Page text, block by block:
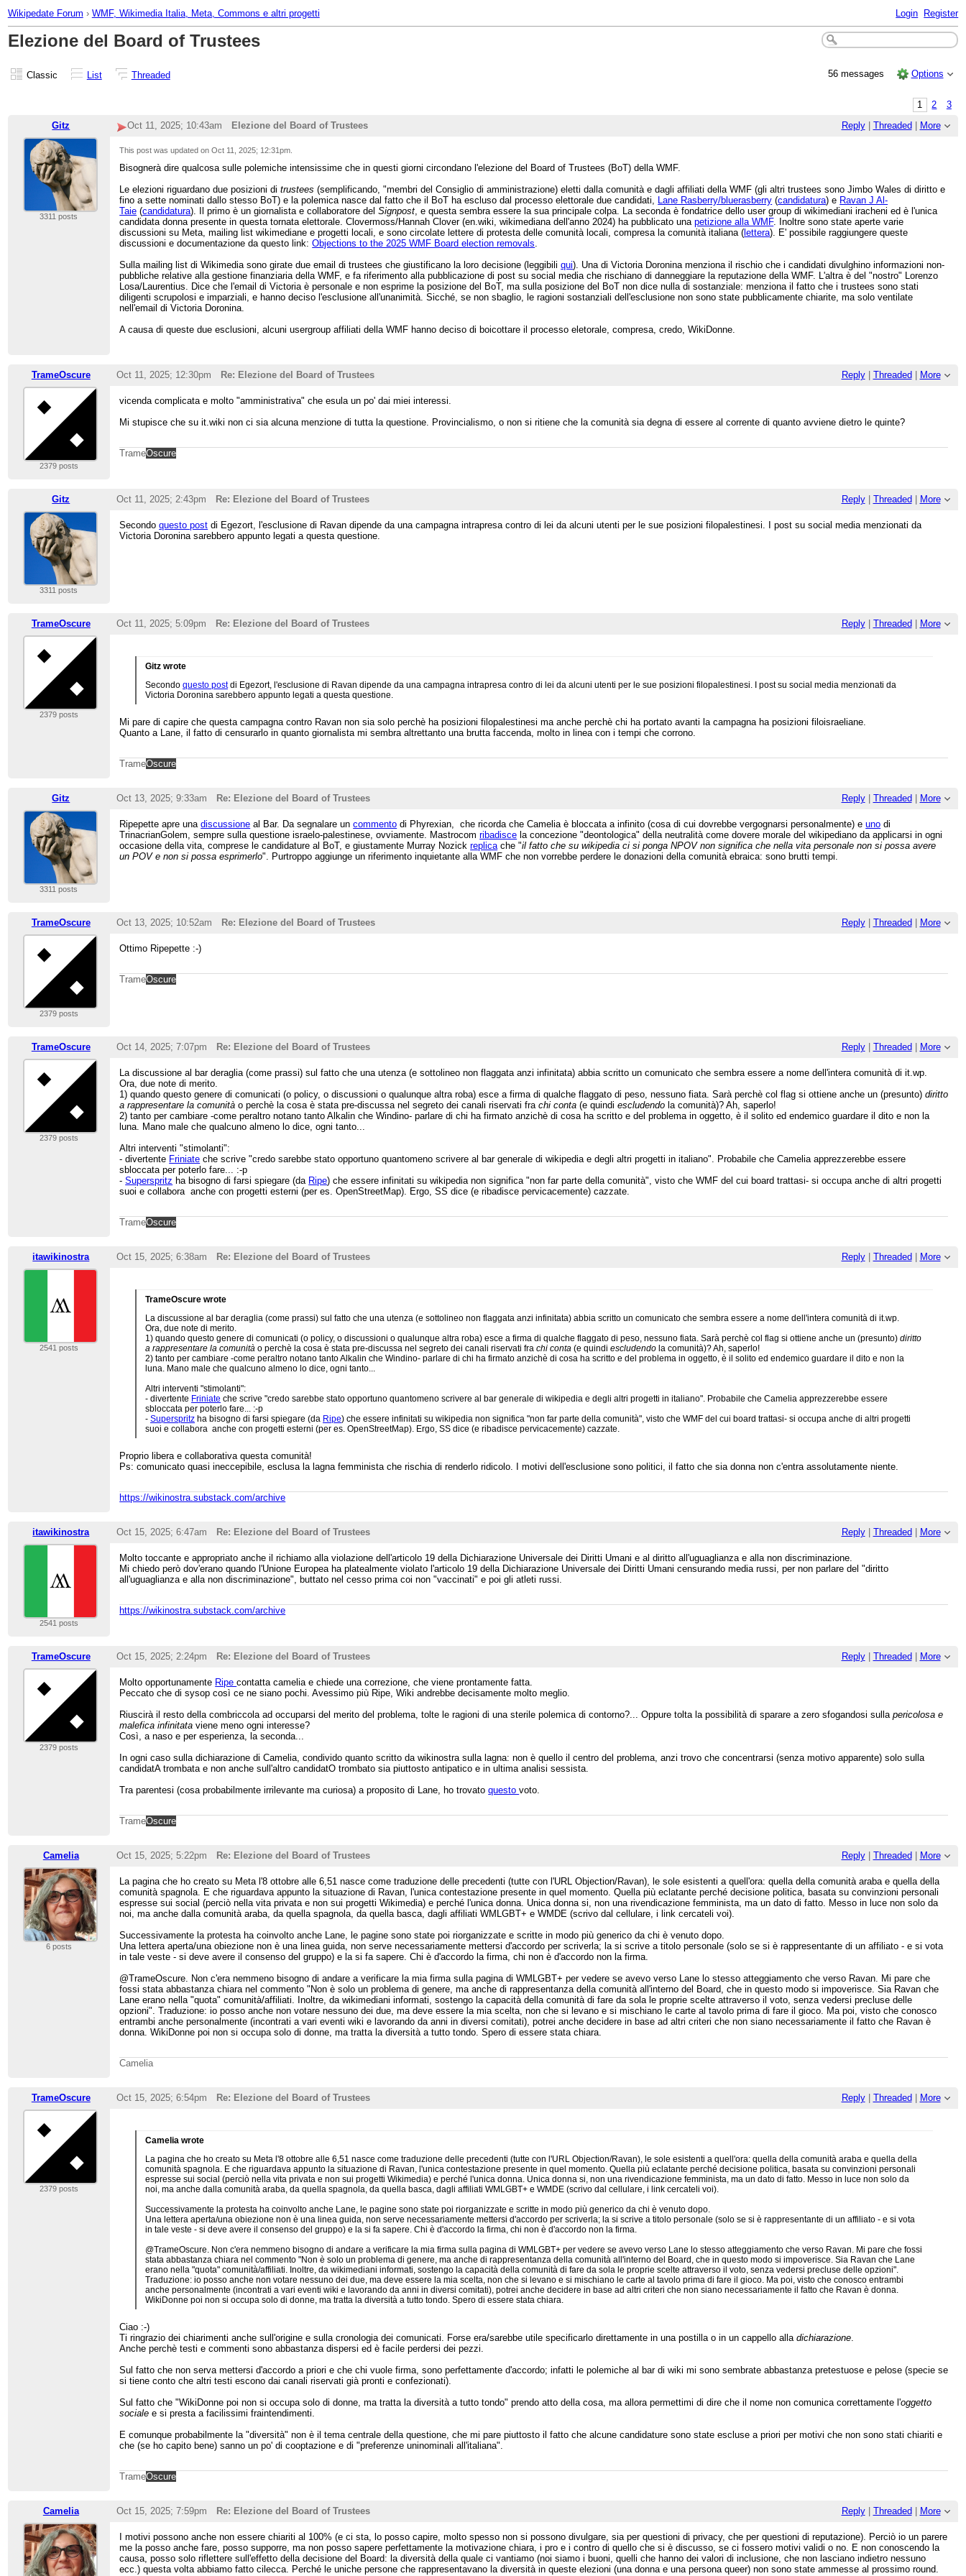
Wikipedate Forum › WMF, Wikimedia Italia, Meta, Commons e altri progetti Login Register
Elezione del Board of Trustees
Classic List Threaded 56 messages Options
1 2
3
Gitz
Reply| Threaded More
Oct 11, 2025; 10:43am Elezione del Board of Trustees
3311 posts
This post was updated onOct 11, 2025; 12:31pm
Bisognerà dire qualcosa sulle polemiche intensissime che in questi giorni circondano l'elezione del Board of Trustees (BoT) della WMF.
Le elezioni riguardano due posizioni ditrustees (semplificando, "membri del Consiglio di amministrazione) eletti dalla comunità e dagli affiliati della WMF (gli altri trustees sono Jimbo Wales di diritto e
fino a sette nominati dallo stesso BoT) e la polemica nasce dal fatto che il BoT ha escluso dal processo elettorale due candidati, Lane Rasberry/bluerasberry (candidatura) e Ravan J Al-
Taie (candidatura). Il primo è un giornalista e collaboratore delSignpost , e questa sembra essere la sua principale colpa. La seconda è fondatrice dello user group di wikimediani iracheni ed è l'unica
candidata donna presente in questa tornata elettorale. Clovermoss/Hannah Clover (en.wiki, wikimediana dell'anno 2024) ha pubblicato unapetizione alla WMF. Inoltre sono state aperte varie
discussioni su Meta, mailing list wikimediane e progetti locali, e sono circolate lettere di protesta delle comunità locali, compresa la comunità italiana (lettera). E' possibile raggiungere queste
discussioni e documentazione da questo link:Objections to the 2025 WMF Board election removals
Sulla mailing list di Wikimedia sono girate due email di trustees che giustificano la loro decisione (leggibiliqui). Una di Victoria Doronina menziona il rischio che i candidati divulghino informazioni non-
pubbliche relative alla gestione finanziaria della WMF, e fa riferimento alla pubblicazione di post su social media che rischiano di danneggiare la reputazione della WMF. L'altra è del "nostro" Lorenzo
Losa/Laurentius. Dice che l'email di Victoria è personale e non esprime la posizione del BoT, ma sulla posizione del BoT non dice nulla di sostanziale: menziona il fatto che i trustees sono stati
diligenti scrupolosi e imparziali, e hanno deciso l'esclusione all'unanimità. Sicché, se non sbaglio, le ragioni sostanziali dell'esclusione non sono state pubblicamente chiarite, ma solo ventilate
nell'email di Victoria Doronina.
A causa di queste due esclusioni, alcuni usergroup affiliati della WMF hanno deciso di boicottare il processo eletorale, compresa, credo, WikiDonne.
TrameOscure Reply| Threaded More
Oct 11, 2025; 12:30pm Re: Elezione del Board of Trustees
2379 posts
vicenda complicata e molto "amministrativa" che esula un po' dai miei interessi.
Mi stupisce che su it.wiki non ci sia alcuna menzione di tutta la questione. Provincialismo, o non si ritiene che la comunità sia degna di essere al corrente di quanto avviene dietro le quinte?
TrameOscure
Gitz Reply| Threaded More
Oct 11, 2025; 2:43pm Re: Elezione del Board of Trustees
3311 posts
Secondoquesto post di Egezort, l'esclusione di Ravan dipende da una campagna intrapresa contro di lei da alcuni utenti per le sue posizioni filopalestinesi. I post su social media menzionati da
Victoria Doronina sarebbero appunto legati a questa questione.
TrameOscure Reply| Threaded More
Oct 11, 2025; 5:09pm Re: Elezione del Board of Trustees
2379 posts
Gitz wrote
Secondoquesto postdi Egezort, l'esclusione di Ravan dipende da una campagna intrapresa contro di lei da alcuni utenti per le sue posizioni filopalestinesi. I post su social media menzionati da
Victoria Doronina sarebbero appunto legati a questa questione.
Mi pare di capire che questa campagna contro Ravan non sia solo perchè ha posizioni filopalestinesi ma anche perchè chi ha portato avanti la campagna ha posizioni filoisraeliane.
Quanto a Lane, il fatto di censurarlo in quanto giornalista mi sembra altrettanto una brutta faccenda, molto in linea con i tempi che corrono.
TrameOscure
Gitz Reply| Threaded More
Oct 13, 2025; 9:33am Re: Elezione del Board of Trustees
3311 posts
Ripepette apre unadiscussione al Bar. Da segnalare uncommento di Phyrexian, che ricorda che Camelia è bloccata a infinito (cosa di cui dovrebbe vergognarsi personalmente) euno di
TrinacrianGolem, sempre sulla questione israelo-palestinese, ovviamente. Mastrocomribadisce la concezione "deontologica" della neutralità come dovere morale del wikipediano da applicarsi in ogni
occasione della vita, comprese le candidature al BoT, e giustamente Murray Nozickreplica che "il fatto che su wikipedia ci si ponga NPOV non significa che nella vita personale non si possa avere
un POV e non si possa esprimerlo". Purtroppo aggiunge un riferimento inquietante alla WMF che non vorrebbe perdere le donazioni della comunità ebraica: sono brutti tempi.
TrameOscure Reply| Threaded More
Oct 13, 2025; 10:52am Re: Elezione del Board of Trustees
2379 posts
Ottimo Ripepette :-)
TrameOscure
TrameOscure Reply| Threaded More
Oct 14, 2025; 7:07pm Re: Elezione del Board of Trustees
2379 posts
La discussione al bar deraglia (come prassi) sul fatto che una utenza (e sottolineo non flaggata anzi infinitata) abbia scritto un comunicato che sembra essere a nome dell'intera comunità di it.wp.
Ora, due note di merito.
1) quando questo genere di comunicati (o policy, o discussioni o qualunque altra roba) esce a firma di qualche flaggato di peso, nessuno fiata. Sarà perchè col flag si ottiene anche un (presunto)diritto
a rappresentare la comunità o perchè la cosa è stata pre-discussa nel segreto dei canali riservati frachi conta (e quindiescludendo la comunità)? Ah, saperlo!
2) tanto per cambiare -come peraltro notano tanto Alkalin che Windino- parlare di chi ha firmato anzichè di cosa ha scritto e del problema in oggetto, è il solito ed endemico guardare il dito e non la
luna. Mano male che qualcuno almeno lo dice, ogni tanto...
Altri interventi "stimolanti":
- divertente Friniate che scrive "credo sarebbe stato opportuno quantomeno scrivere al bar generale di wikipedia e degli altri progetti in italiano". Probabile che Camelia apprezzerebbe essere
sbloccata per poterlo fare... :-p
-Superspritz ha bisogno di farsi spiegare (da Ripe) che essere infinitati su wikipedia non significa "non far parte della comunità", visto che WMF del cui board trattasi- si occupa anche di altri progetti
suoi e collabora anche con progetti esterni (per es. OpenStreetMap). Ergo, SS dice (e ribadisce pervicacemente) cazzate.
TrameOscure
itawikinostra Reply| Threaded More
Oct 15, 2025; 6:38am Re: Elezione del Board of Trustees
2541 posts
TrameOscure wrote
La discussione al bar deraglia (come prassi) sul fatto che una utenza (e sottolineo non flaggata anzi infinitata) abbia scritto un comunicato che sembra essere a nome dell'intera comunità di it.wp.
Ora, due note di merito.
1) quando questo genere di comunicati (o policy, o discussioni o qualunque altra roba) esce a firma di qualche flaggato di peso, nessuno fiata. Sarà perchè col flag si ottiene anche un (presunto)diritto
a rappresentare la comunità o perchè la cosa è stata pre-discussa nel segreto dei canali riservati frachi conta (e quindiescludendo la comunità)? Ah, saperlo!
2) tanto per cambiare -come peraltro notano tanto Alkalin che Windino- parlare di chi ha firmato anzichè di cosa ha scritto e del problema in oggetto, è il solito ed endemico guardare il dito e non la
luna. Mano male che qualcuno almeno lo dice, ogni tanto...
Altri interventi "stimolanti":
- divertente Friniate che scrive "credo sarebbe stato opportuno quantomeno scrivere al bar generale di wikipedia e degli altri progetti in italiano". Probabile che Camelia apprezzerebbe essere
sbloccata per poterlo fare... :-p
-Superspritz ha bisogno di farsi spiegare (da Ripe) che essere infinitati su wikipedia non significa "non far parte della comunità", visto che WMF del cui board trattasi- si occupa anche di altri progetti
suoi e collabora anche con progetti esterni (per es. OpenStreetMap). Ergo, SS dice (e ribadisce pervicacemente) cazzate.
Proprio libera e collaborativa questa comunità!
Ps: comunicato quasi ineccepibile, esclusa la lagna femminista che rischia di renderlo ridicolo. I motivi dell'esclusione sono politici, il fatto che sia donna non c'entra assolutamente niente.
https://wikinostra.substack.com/archive
itawikinostra Reply| Threaded More
Oct 15, 2025; 6:47am Re: Elezione del Board of Trustees
2541 posts
Molto toccante e appropriato anche il richiamo alla violazione dell'articolo 19 della Dichiarazione Universale dei Diritti Umani e al diritto all'uguaglianza e alla non discriminazione.
Mi chiedo però dov'erano quando l'Unione Europea ha platealmente violato l'articolo 19 della Dichiarazione Universale dei Diritti Umani censurando media russi, per non parlare del "diritto
all'uguaglianza e alla non discriminazione", buttato nel cesso prima coi non "vaccinati" e poi gli atleti russi.
https://wikinostra.substack.com/archive
TrameOscure Reply| Threaded More
Oct 15, 2025; 2:24pm Re: Elezione del Board of Trustees
2379 posts
Molto opportunamente Ripecontatta camelia e chiede una correzione, che viene prontamente fatta.
Peccato che di sysop così ce ne siano pochi. Avessimo più Ripe, Wiki andrebbe decisamente molto meglio.
Riuscirà il resto della combriccola ad occuparsi del merito del problema, tolte le ragioni di una sterile polemica di contorno?... Oppure tolta la possibilità di sparare a zero sfogandosi sullapericolosa e
malefica infinitata viene meno ogni interesse?
Così, a naso e per esperienza, la seconda...
In ogni caso sulla dichiarazione di Camelia, condivido quanto scritto da wikinostra sulla lagna: non è quello il centro del problema, anzi trovo che concentrarsi (senza motivo apparente) solo sulla
candidatA trombata e non anche sull'altro candidatO trombato sia piuttosto antipatico e in ultima analisi sessista.
Tra parentesi (cosa probabilmente irrilevante ma curiosa) a proposito di Lane, ho trovatoquestovoto.
TrameOscure
Camelia Reply| Threaded More
Oct 15, 2025; 5:22pm Re: Elezione del Board of Trustees
6 posts
La pagina che ho creato su Meta l'8 ottobre alle 6,51 nasce come traduzione delle precedenti (tutte con l'URL Objection/Ravan), le sole esistenti a quell'ora: quella della comunità araba e quella della
comunità spagnola. E che riguardava appunto la situazione di Ravan, l'unica contestazione presente in quel momento. Quella più eclatante perché decisione politica, basata su convinzioni personali
espresse sui social (perciò nella vita privata e non sui progetti Wikimedia) e perché l'unica donna. Unica donna si, non una rivendicazione femminista, ma un dato di fatto. Messo in luce non solo da
noi, ma anche dalla comunità araba, da quella spagnola, da quella basca, dagli affiliati WMLGBT+ e WMDE (scrivo dal cellulare, i link cercateli voi).
Successivamente la protesta ha coinvolto anche Lane, le pagine sono state poi riorganizzate e scritte in modo più generico da chi è venuto dopo.
Una lettera aperta/una obiezione non è una linea guida, non serve necessariamente mettersi d'accordo per scriverla; la si scrive a titolo personale (solo se si è rappresentante di un affiliato - e si vota
in tale veste - si deve avere il consenso del gruppo) e la si fa sapere. Chi è d'accordo la firma, chi non è d'accordo non la firma.
@TrameOscure. Non c'era nemmeno bisogno di andare a verificare la mia firma sulla pagina di WMLGBT+ per vedere se avevo verso Lane lo stesso atteggiamento che verso Ravan. Mi pare che
fossi stata abbastanza chiara nel commento "Non è solo un problema di genere, ma anche di rappresentanza della comunità all'interno del Board, che in questo modo si impoverisce. Sia Ravan che
Lane erano nella "quota" comunità/affiliati. Inoltre, da wikimediani informati, sostengo la capacità della comunità di fare da sola le proprie scelte attraverso il voto, senza vedersi precluse delle
opzioni". Traduzione: io posso anche non votare nessuno dei due, ma deve essere la mia scelta, non che si levano e si mischiano le carte al tavolo prima di fare il gioco. Ma poi, visto che conosco
entrambi anche personalmente (incontrati a vari eventi wiki e lavorando da anni in diversi comitati), potrei anche decidere in base ad altri criteri che non siano necessariamente il fatto che Ravan è
donna. WikiDonne poi non si occupa solo di donne, ma tratta la diversità a tutto tondo. Spero di essere stata chiara.
Camelia
TrameOscure Reply| Threaded More
Oct 15, 2025; 6:54pm Re: Elezione del Board of Trustees
2379 posts
Camelia wrote
La pagina che ho creato su Meta l'8 ottobre alle 6,51 nasce come traduzione delle precedenti (tutte con l'URL Objection/Ravan), le sole esistenti a quell'ora: quella della comunità araba e quella della
comunità spagnola. E che riguardava appunto la situazione di Ravan, l'unica contestazione presente in quel momento. Quella più eclatante perché decisione politica, basata su convinzioni personali
espresse sui social (perciò nella vita privata e non sui progetti Wikimedia) e perché l'unica donna. Unica donna si, non una rivendicazione femminista, ma un dato di fatto. Messo in luce non solo da
noi, ma anche dalla comunità araba, da quella spagnola, da quella basca, dagli affiliati WMLGBT+ e WMDE (scrivo dal cellulare, i link cercateli voi).
Successivamente la protesta ha coinvolto anche Lane, le pagine sono state poi riorganizzate e scritte in modo più generico da chi è venuto dopo.
Una lettera aperta/una obiezione non è una linea guida, non serve necessariamente mettersi d'accordo per scriverla; la si scrive a titolo personale (solo se si è rappresentante di un affiliato - e si vota
in tale veste - si deve avere il consenso del gruppo) e la si fa sapere. Chi è d'accordo la firma, chi non è d'accordo non la firma.
@TrameOscure. Non c'era nemmeno bisogno di andare a verificare la mia firma sulla pagina di WMLGBT+ per vedere se avevo verso Lane lo stesso atteggiamento che verso Ravan. Mi pare che fossi
stata abbastanza chiara nel commento "Non è solo un problema di genere, ma anche di rappresentanza della comunità all'interno del Board, che in questo modo si impoverisce. Sia Ravan che Lane
erano nella "quota" comunità/affiliati. Inoltre, da wikimediani informati, sostengo la capacità della comunità di fare da sola le proprie scelte attraverso il voto, senza vedersi precluse delle opzioni".
Traduzione: io posso anche non votare nessuno dei due, ma deve essere la mia scelta, non che si levano e si mischiano le carte al tavolo prima di fare il gioco. Ma poi, visto che conosco entrambi
anche personalmente (incontrati a vari eventi wiki e lavorando da anni in diversi comitati), potrei anche decidere in base ad altri criteri che non siano necessariamente il fatto che Ravan è donna.
WikiDonne poi non si occupa solo di donne, ma tratta la diversità a tutto tondo. Spero di essere stata chiara.
Ciao :-)
Ti ringrazio dei chiarimenti anche sull'origine e sulla cronologia dei comunicati. Forse era/sarebbe utile specificarlo direttamente in una postilla o in un cappello alladichiarazione
Anche perchè testi e commenti sono abbastanza dispersi ed è facile perdersi dei pezzi.
Sul fatto che non serva mettersi d'accordo a priori e che chi vuole firma, sono perfettamente d'accordo; infatti le polemiche al bar di wiki mi sono sembrate abbastanza pretestuose e pelose (specie se
si tiene conto che altri testi escono dai canali riservati già pronti e confezionati).
Sul fatto che "WikiDonne poi non si occupa solo di donne, ma tratta la diversità a tutto tondo" prendo atto della cosa, ma allora permettimi di dire che il nome non comunica correttamente l'oggetto
sociale e si presta a facilissimi fraintendimenti.
E comunque probabilmente la "diversità" non è il tema centrale della questione, che mi pare piuttosto il fatto che alcune candidature sono state escluse a priori per motivi che non sono stati chiariti e
che (se ho capito bene) sanno un po' di cooptazione e di "preferenze uninominali all'italiana".
TrameOscure
Camelia Reply| Threaded More
Oct 15, 2025; 7:59pm Re: Elezione del Board of Trustees
I motivi possono anche non essere chiariti al 100% (e ci sta, lo posso capire, molto spesso non si possono divulgare, sia per questioni di privacy, che per questioni di reputazione). Perciò io un parere
me la posso anche fare, posso supporre, ma non posso sapere perfettamente la motivazione chiara, i pro e i contro di quello che si è discusso, se ci fossero motivi validi o no. E non conoscendo la
causa, posso solo riflettere sull'effetto della decisione del Board: la diversità della quale ci vantiamo (noi siamo i buoni, quelli che hanno dei valori di inclusione, che non lasciano indietro nessuno
ecc.) questa volta abbiamo fatto cilecca. Perché le uniche persone che rappresentavano la diversità in queste elezioni (una donna e una persona queer) non sono state ammesse al prossimo round.